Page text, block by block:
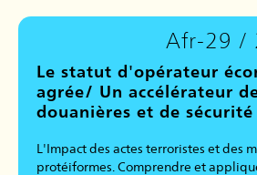
Afr-29 /
Le statut d'opérateur
agrée/ Un accélérateur
douanières et de sécurité
L'Impact des actes terroristes et des
protéiformes. Comprendre et